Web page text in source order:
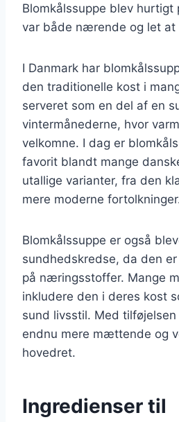
Blomkålssuppe blev
var både nærende og let at
I Danmark har
den traditionelle kost i
serveret som en del af en
vintermånederne, hvor
velkomne. I dag er
favorit blandt mange
utallige varianter, fra den
mere moderne
Blomkålssuppe er også
sundhedskredse, da den
på næringsstoffer. Mange
inkludere den i deres kost
sund livsstil. Med
endnu mere mættende og
hovedret.
Ingredienser til